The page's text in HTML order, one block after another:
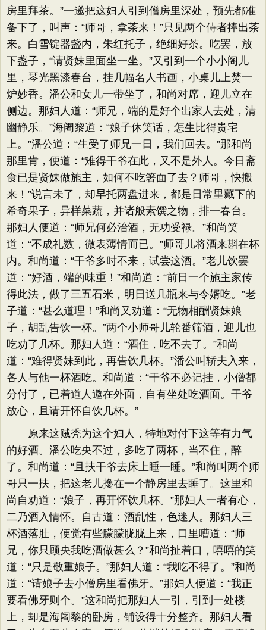
房里拜茶。”一邀把这妇人引到僧房里深处，预先都准
备下了，叫声：“师哥，拿茶来！”只见两个侍者捧出茶
来。白雪锭器盏内，朱红托子，绝细好茶。吃罢，放
下盏子，“请贤妹里面坐一坐。”又引到一个小小阁儿
里，琴光黑漆春台，挂几幅名人书画，小桌儿上焚一
炉妙香。潘公和女儿一带坐了，和尚对席，迎儿立在
侧边。那妇人道：“师兄，端的是好个出家人去处，清
幽静乐。”海阇黎道：“娘子休笑话，怎生比得贵宅
上。”潘公道：“生受了师兄一日，我们回去。”那和尚
那里肯，便道：“难得干爷在此，又不是外人。今日斋
食已是贤妹做施主，如何不吃箸面了去？师哥，快搬
来！”说言未了，却早托两盘进来，都是日常里藏下的
希奇果子，异样菜蔬，并诸般素馔之物，排一春台。
那妇人便道：“师兄何必治酒，无功受禄。”和尚笑
道：“不成礼数，微表薄情而已。”师哥儿将酒来斟在杯
内。和尚道：“干爷多时不来，试尝这酒。”老儿饮罢
道：“好酒，端的味重！”和尚道：“前日一个施主家传
得此法，做了三五石米，明日送几瓶来与令婿吃。”老
子道：“甚么道理！”和尚又劝道：“无物相酬贤妹娘
子，胡乱告饮一杯。”两个小师哥儿轮番筛酒，迎儿也
吃劝了几杯。那妇人道：“酒住，吃不去了。”和尚
道：“难得贤妹到此，再告饮几杯。”潘公叫轿夫入来，
各人与他一杯酒吃。和尚道：“干爷不必记挂，小僧都
分付了，已着道人邀在外面，自有坐处吃酒面。干爷
放心，且请开怀自饮几杯。”
原来这贼秃为这个妇人，特地对付下这等有力气
的好酒。潘公吃央不过，多吃了两杯，当不住，醉
了。和尚道：“且扶干爷去床上睡一睡。”和尚叫两个师
哥只一扶，把这老儿搀在一个静房里去睡了。这里和
尚自劝道：“娘子，再开怀饮几杯。”那妇人一者有心，
二乃酒入情怀。自古道：酒乱性，色迷人。那妇人三
杯酒落肚，便觉有些朦朦胧胧上来，口里嘈道：“师
兄，你只顾央我吃酒做甚么？”和尚扯着口，嘻嘻的笑
道：“只是敬重娘子。”那妇人道：“我吃不得了。”和尚
道：“请娘子去小僧房里看佛牙。”那妇人便道：“我正
要看佛牙则个。”这和尚把那妇人一引，引到一处楼
上，却是海阇黎的卧房，铺设得十分整齐。那妇人看